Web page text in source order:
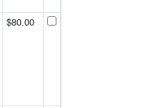
$80.00